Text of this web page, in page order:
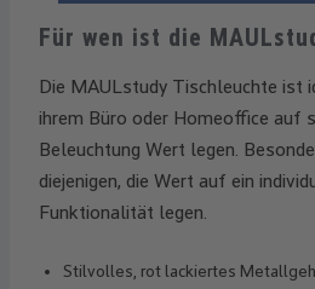
Für wen ist die
Die MAULstudy Tischleuchte ist
ihrem Büro oder Homeoffice auf
Beleuchtung Wert legen.
diejenigen, die Wert auf ein
Funktionalität legen.
Stilvolles, rot lackiertes